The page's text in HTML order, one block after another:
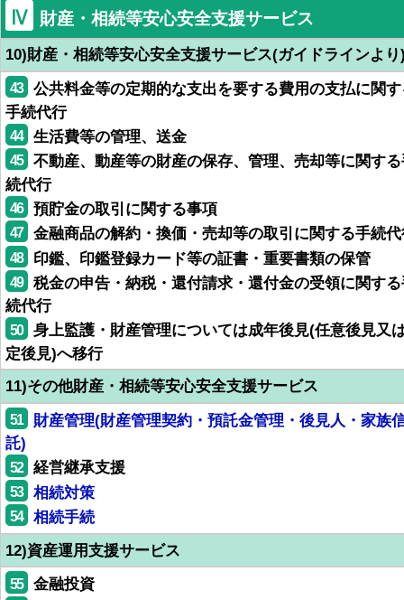
Ⅳ 財産・相続等安心安全支援サービス
10)財産・相続等安心安全支援サービス(ガイドラインより
43
公共料金等の定期的な支出を要する費用の支払に関
手続代行
44 生活費等の管理、送金
45
不動産、動産等の財産の保存、管理、売却等に関す
続代行
46 預貯金の取引に関する事項
47 金融商品の解約・換価・売却等の取引に関する手続
48 印鑑、印鑑登録カード等の証書・重要書類の保管
49
税金の申告・納税・還付請求・還付金の受領に関す
続代行
50
身上監護・財産管理については成年後見(任意後見又
定後見)へ移行
11)その他財産・相続等安心安全支援サービス
51
財産管理(財産管理契約・預託金管理・後見人・家族
託)
52 経営継承支援
53 相続対策
54
相続手続
12)資産運用支援サービス
55 金融投資